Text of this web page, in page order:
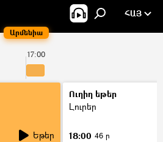
Արմենիա
ՀԱՅ
17:00
Եթեր
Ուղիղ եթեր
Լուրեր
18:00 46 ր